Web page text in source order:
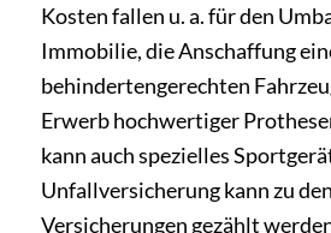
Kosten fallen u. a. für den
Immobilie, die Anschaffung
behindertengerechten
Erwerb hochwertiger
kann auch spezielles
Unfallversicherung kann zu
Versicherungen gezählt